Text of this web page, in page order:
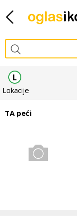
L
Lokacije
TA peći